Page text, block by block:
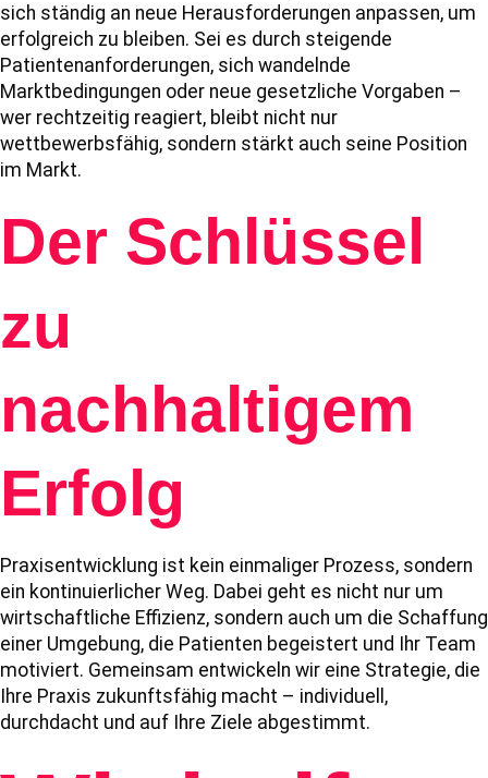
sich ständig an neue Herausforderungen anpassen, um
erfolgreich zu bleiben. Sei es durch steigende
Patientenanforderungen, sich wandelnde
Marktbedingungen oder neue gesetzliche Vorgaben –
wer rechtzeitig reagiert, bleibt nicht nur
wettbewerbsfähig, sondern stärkt auch seine Position
im Markt.
Der Schlüssel
zu
nachhaltigem
Erfolg
Praxisentwicklung ist kein einmaliger Prozess, sondern
ein kontinuierlicher Weg. Dabei geht es nicht nur um
wirtschaftliche Effizienz, sondern auch um die Schaffung
einer Umgebung, die Patienten begeistert und Ihr Team
motiviert. Gemeinsam entwickeln wir eine Strategie, die
Ihre Praxis zukunftsfähig macht – individuell,
durchdacht und auf Ihre Ziele abgestimmt.